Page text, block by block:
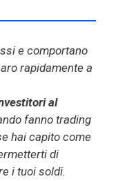
e comportano
rapidamente a
al
fanno trading
hai capito come
di
i tuoi soldi.